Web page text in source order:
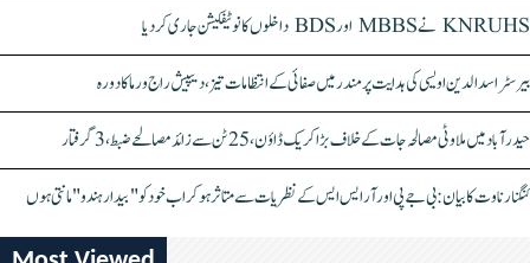
KNRUHS نے MBBS اور BDS داخلوں کا نوٹیفکیشن جاری کر دیا
بیرسٹر اسدالدین اویسی کی ہدایت پر مندر میں صفائی کے انتظامات تیز، دیپیش راج ورما کا دورہ
حیدرآباد میں ملاوٹی مصالحہ جات کے خلاف بڑا کریک ڈاؤن، 25 ٹن سے زائد مصالحے ضبط، 3 گرفتار
کنگنا رناوت کا بیان: بی جے پی اور آر ایس ایس کے نظریات سے متاثر ہو کر اب خود کو "بیدار ہندو" مانتی ہوں